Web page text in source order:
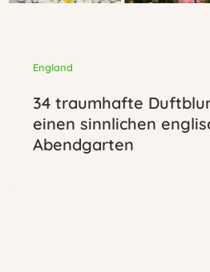
England
34 traumhafte
einen sinnlichen
Abendgarten